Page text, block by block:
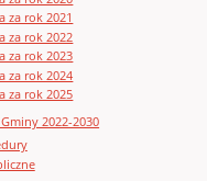
za rok 2021
za rok 2022
za rok 2023
za rok 2024
za rok 2025
2022-2030